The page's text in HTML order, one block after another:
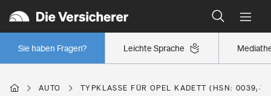
Leichte Sprache
Sie haben Fragen?
Wer versichert was: Jetzt Versicherer finden
Regionalklassen: So ist Ihre Region eingestuft
Wer versichert was: Jetzt Versicherer finden
AUTO TYPKLASSE FÜR OPEL KADETT (HSN: 0039,